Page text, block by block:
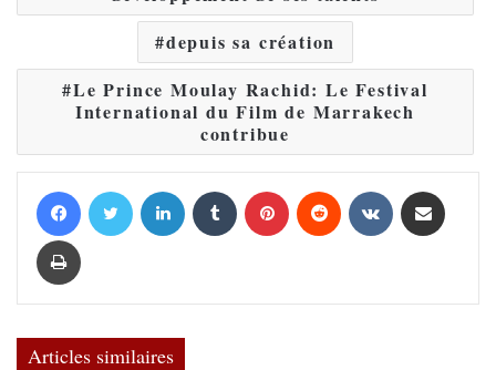
depuis sa création
Le Prince Moulay Rachid: Le Festival
International du Film de Marrakech
contribue
Articles similaires